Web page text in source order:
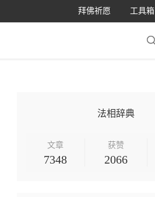
工具箱
拜佛祈愿
法相辞典
文章
7348
获赞
2066